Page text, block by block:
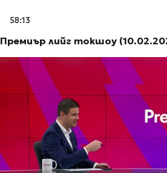
58:13
Премиър лийг токшоу